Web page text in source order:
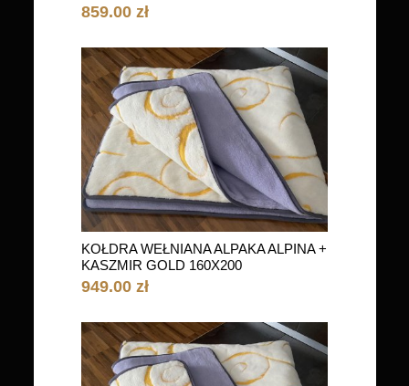
859.00 zł
KOŁDRA WEŁNIANA ALPAKA ALPINA +
KASZMIR GOLD 160X200
949.00 zł